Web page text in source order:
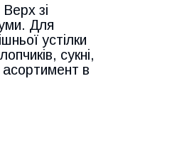
зі
Для
устілки
сукні,
асортимент в